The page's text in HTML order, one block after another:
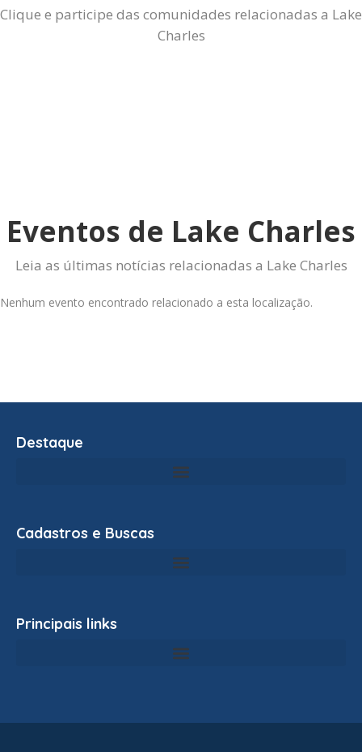
Clique e participe das comunidades relacionadas a Lake
Charles
Eventos de Lake Charles
Leia as últimas notícias relacionadas a Lake Charles
Nenhum evento encontrado relacionado a esta localização.
Destaque
Cadastros e Buscas
Principais links